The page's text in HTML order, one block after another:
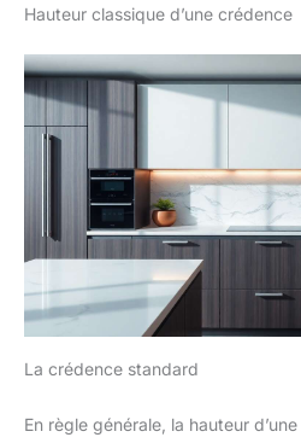
Hauteur classique d’une crédence
La crédence standard
En règle générale, la hauteur d’une